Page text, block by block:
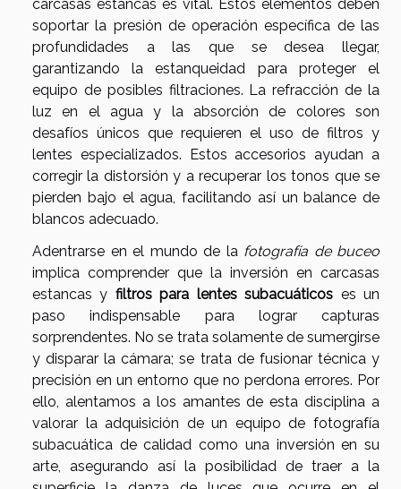
carcasas estancas es vital. Estos elementos deben
soportar la presión de operación específica de las
profundidades a las que se desea llegar,
garantizando la estanqueidad para proteger el
equipo de posibles filtraciones. La refracción de la
luz en el agua y la absorción de colores son
desafíos únicos que requieren el uso de filtros y
lentes especializados. Estos accesorios ayudan a
corregir la distorsión y a recuperar los tonos que se
pierden bajo el agua, facilitando así un balance de
blancos adecuado.
Adentrarse en el mundo de la fotografía de buceo
implica comprender que la inversión en carcasas
estancas y filtros para lentes subacuáticos es un
paso indispensable para lograr capturas
sorprendentes. No se trata solamente de sumergirse
y disparar la cámara; se trata de fusionar técnica y
precisión en un entorno que no perdona errores. Por
ello, alentamos a los amantes de esta disciplina a
valorar la adquisición de un equipo de fotografía
subacuática de calidad como una inversión en su
arte, asegurando así la posibilidad de traer a la